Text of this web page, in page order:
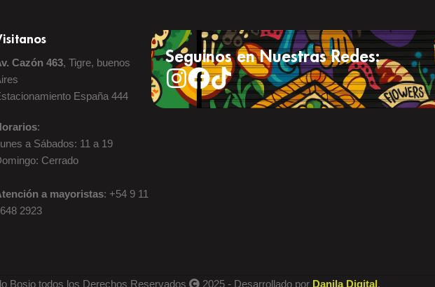
Cazón 463, Tigre, buenos
España 444
:
a Sábados: 11 a 19
Cerrado
a mayoristas: +54 9 11
2923
Seguinos en Nuestras Redes:
Bosio todos los Derechos Reservados 2025 - Desarrollado por Danila Digital.